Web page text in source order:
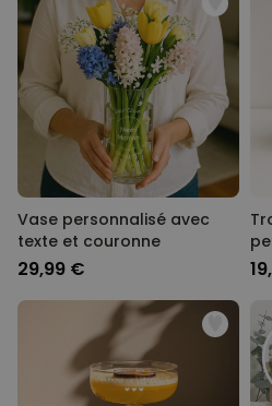
Vase personnalisé avec
texte et couronne
29,99 €